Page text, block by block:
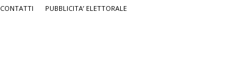
CONTATTI PUBBLICITA’ ELETTORALE